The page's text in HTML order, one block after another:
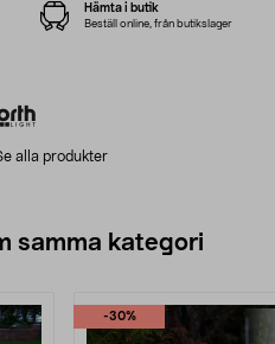
alla produkter
Hämta i butik
Beställ online, från butikslager
samma kategori
-30%